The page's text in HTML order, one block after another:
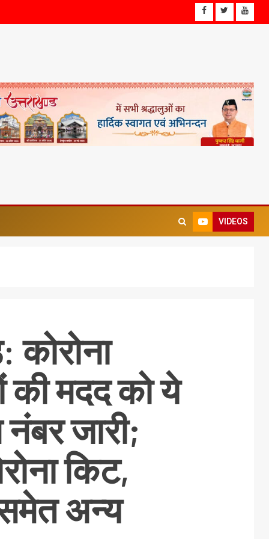
VIDEOS
कोरोना
की मदद को ये
जारी;
किट,
अन्य